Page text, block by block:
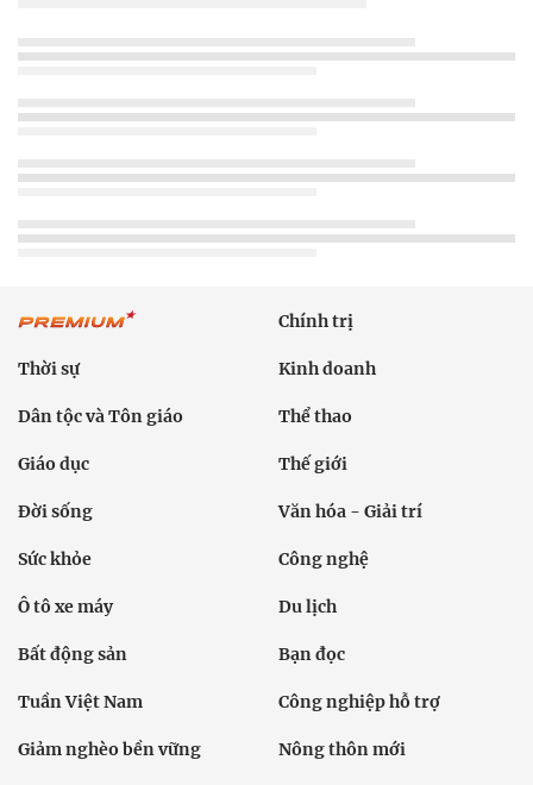
Chính trị
Thời sự Kinh doanh
Dân tộc và Tôn giáo Thể thao
Giáo dục Thế giới
Đời sống Văn hóa - Giải trí
Sức khỏe Công nghệ
Ô tô xe máy Du lịch
Bất động sản Bạn đọc
Tuần Việt Nam Công nghiệp hỗ trợ
Giảm nghèo bền vững Nông thôn mới